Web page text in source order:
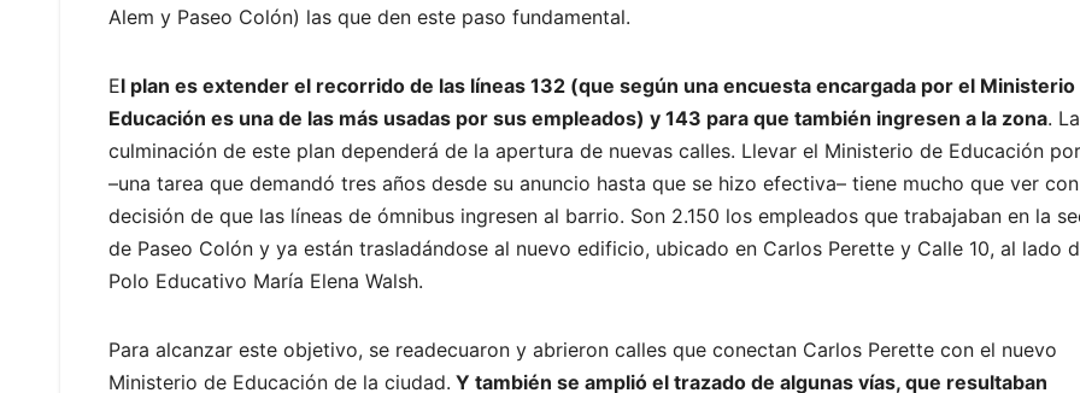
Alem y Paseo Colón) las que den este paso fundamental.
El plan es extender el recorrido de las líneas 132 (que según una encuesta encargada por el Ministerio
Educación es una de las más usadas por sus empleados) y 143 para que también ingresen a la zona. La
culminación de este plan dependerá de la apertura de nuevas calles. Llevar el Ministerio de Educación
–una tarea que demandó tres años desde su anuncio hasta que se hizo efectiva– tiene mucho que ver
decisión de que las líneas de ómnibus ingresen al barrio. Son 2.150 los empleados que trabajaban en la
de Paseo Colón y ya están trasladándose al nuevo edificio, ubicado en Carlos Perette y Calle 10, al lado
Polo Educativo María Elena Walsh.
Para alcanzar este objetivo, se readecuaron y abrieron calles que conectan Carlos Perette con el nuevo
Ministerio de Educación de la ciudad. Y también se amplió el trazado de algunas vías, que resultaban